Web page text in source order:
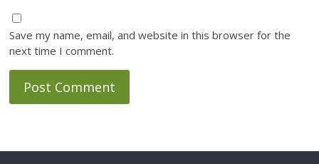
Save my name, email, and website in this browser for the
next time I comment.